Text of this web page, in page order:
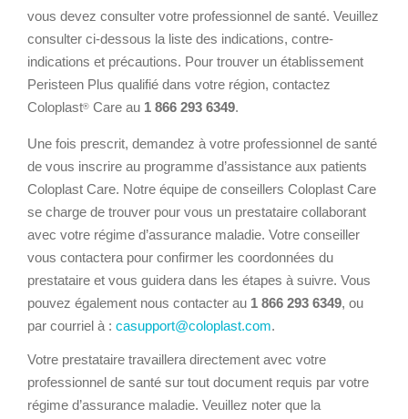
vous devez consulter votre professionnel de santé. Veuillez
consulter ci-dessous la liste des indications, contre-
indications et précautions. Pour trouver un établissement
Peristeen Plus qualifié dans votre région, contactez
Coloplast® Care au 1 866 293 6349.
Une fois prescrit, demandez à votre professionnel de santé
de vous inscrire au programme d’assistance aux patients
Coloplast Care. Notre équipe de conseillers Coloplast Care
se charge de trouver pour vous un prestataire collaborant
avec votre régime d’assurance maladie. Votre conseiller
vous contactera pour confirmer les coordonnées du
prestataire et vous guidera dans les étapes à suivre. Vous
pouvez également nous contacter au 1 866 293 6349, ou
par courriel à : casupport@coloplast.com.
Votre prestataire travaillera directement avec votre
professionnel de santé sur tout document requis par votre
régime d’assurance maladie. Veuillez noter que la